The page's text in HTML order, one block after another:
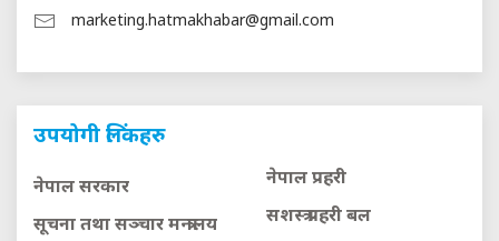
marketing.hatmakhabar@gmail.com
उपयोगी लिंकहरु
नेपाल सरकार
सूचना तथा सञ्चार मन्त्रालय
नेपाल प्रहरी
सशस्त्र प्रहरी बल